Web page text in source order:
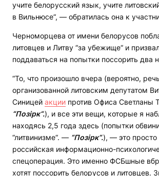
учите белорусский язык, учите
в Вильнюсе“, — обратилась она к
Черноморцева от имени белорусов
литовцев и Литву “за убежище“ и
поддаваться на попытки поссорить два
“То, что произошло вчера (вероятно,
организованной литовским депутатом
Синицей акции против Офиса Светланы
“Позірк“.), и все эти вещи, которые я
находясь 2,5 года здесь (попытки
“литвинизме“. — “Позірк“.), — это просто
российская информационно-
спецоперация. Это именно ФСБшные
хотят поссорить белорусов и литовцев.